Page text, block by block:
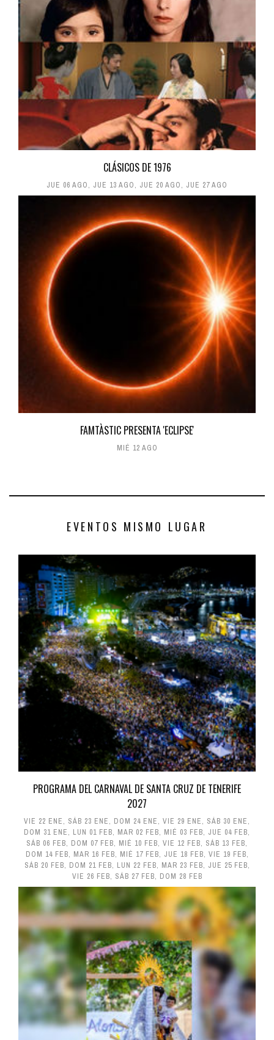
CLÁSICOS DE 1976
JUE 06 AGO, JUE 13 AGO, JUE 20 AGO, JUE 27 AGO
FAMTÀSTIC PRESENTA 'ECLIPSE'
MIÉ 12 AGO
EVENTOS MISMO LUGAR
PROGRAMA DEL CARNAVAL DE SANTA CRUZ DE TENERIFE
2027
VIE 22 ENE, SÁB 23 ENE, DOM 24 ENE, VIE 29 ENE, SÁB 30 ENE,
DOM 31 ENE, LUN 01 FEB, MAR 02 FEB, MIÉ 03 FEB, JUE 04 FEB,
SÁB 06 FEB, DOM 07 FEB, MIÉ 10 FEB, VIE 12 FEB, SÁB 13 FEB,
DOM 14 FEB, MAR 16 FEB, MIÉ 17 FEB, JUE 18 FEB, VIE 19 FEB,
SÁB 20 FEB, DOM 21 FEB, LUN 22 FEB, MAR 23 FEB, JUE 25 FEB,
VIE 26 FEB, SÁB 27 FEB, DOM 28 FEB